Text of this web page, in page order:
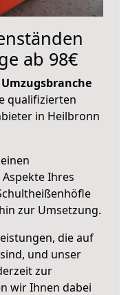
ab 98€
qualifizierten
in Heilbronn
Ihres
zur Umsetzung.
die auf
und unser
zur
wir Ihnen dabei